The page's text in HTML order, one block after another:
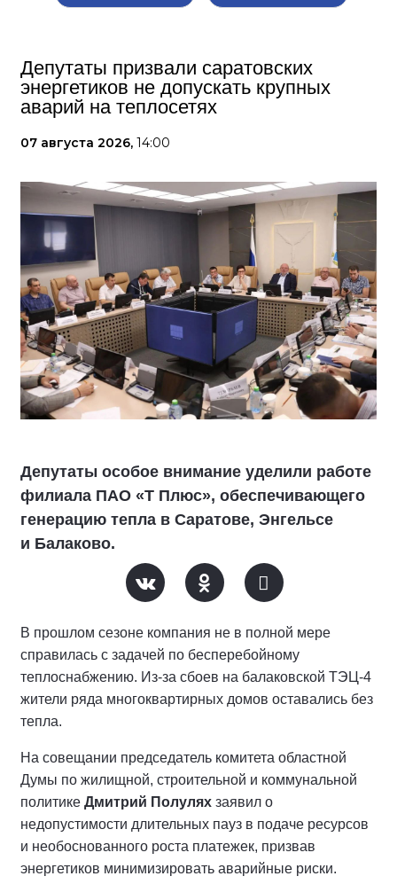
Депутаты призвали саратовских
энергетиков не допускать крупных
аварий на теплосетях
07 августа 2026, 14:00
Депутаты особое внимание уделили работе
филиала ПАО «Т Плюс», обеспечивающего
генерацию тепла в Саратове, Энгельсе
и Балаково.
В прошлом сезоне компания не в полной мере
справилась с задачей по бесперебойному
теплоснабжению. Из-за сбоев на балаковской ТЭЦ-4
жители ряда многоквартирных домов оставались без
тепла.
На совещании председатель комитета областной
Думы по жилищной, строительной и коммунальной
политике Дмитрий Полулях заявил о
недопустимости длительных пауз в подаче ресурсов
и необоснованного роста платежек, призвав
энергетиков минимизировать аварийные риски.